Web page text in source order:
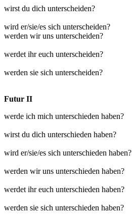
wirst du dich unterscheiden?
wird er/sie/es sich unterscheiden?
werden wir uns unterscheiden?
werdet ihr euch unterscheiden?
werden sie sich unterscheiden?
Futur II
werde ich mich unterschieden haben?
wirst du dich unterschieden haben?
wird er/sie/es sich unterschieden haben?
werden wir uns unterschieden haben?
werdet ihr euch unterschieden haben?
werden sie sich unterschieden haben?